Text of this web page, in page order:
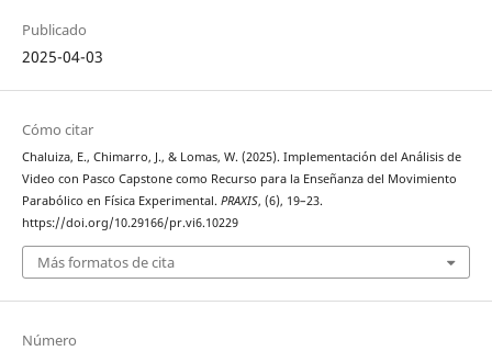
Publicado
2025-04-03
Cómo citar
Chaluiza, E., Chimarro, J., & Lomas, W. (2025). Implementación del Análisis de
Video con Pasco Capstone como Recurso para la Enseñanza del Movimiento
Parabólico en Física Experimental. PRAXIS, (6), 19–23.
https://doi.org/10.29166/pr.vi6.10229
Más formatos de cita
Número